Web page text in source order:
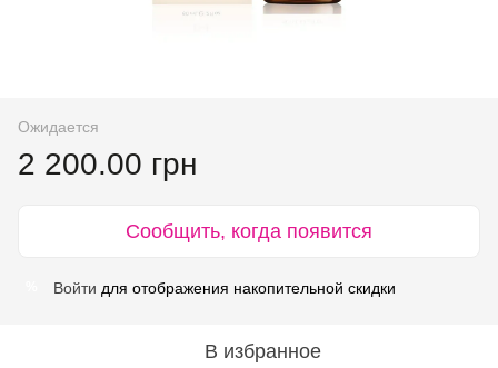
Ожидается
2 200.00 грн
Сообщить, когда появится
Войти для отображения накопительной скидки
В избранное